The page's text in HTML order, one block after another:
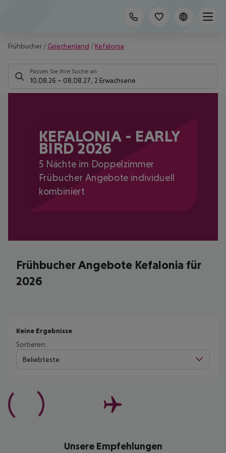
Frühbucher / Griechenland / Kefalonia
Passen Sie Ihre Suche an
10.08.26 – 08.08.27 2 Erwachsene
KEFALONIA - EARLY
BIRD 2026
5 Nächte im Doppelzimmer
Frübucher Angebote individuell
kombiniert
Frühbucher Angebote Kefalonia für
2026
Keine Ergebnisse
Sortieren:
Beliebteste
Unsere Empfehlungen